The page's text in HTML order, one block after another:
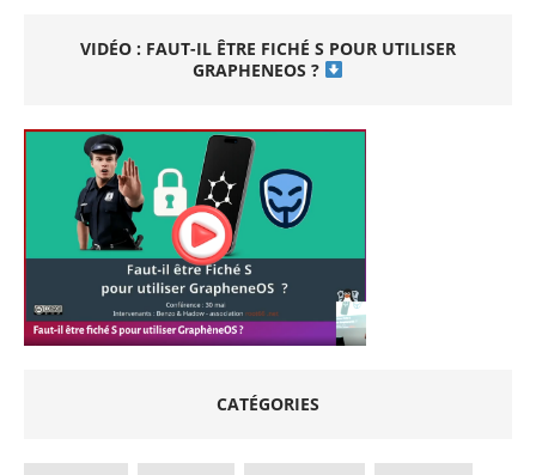
VIDÉO : FAUT-IL ÊTRE FICHÉ S POUR UTILISER
GRAPHENEOS ?
CATÉGORIES